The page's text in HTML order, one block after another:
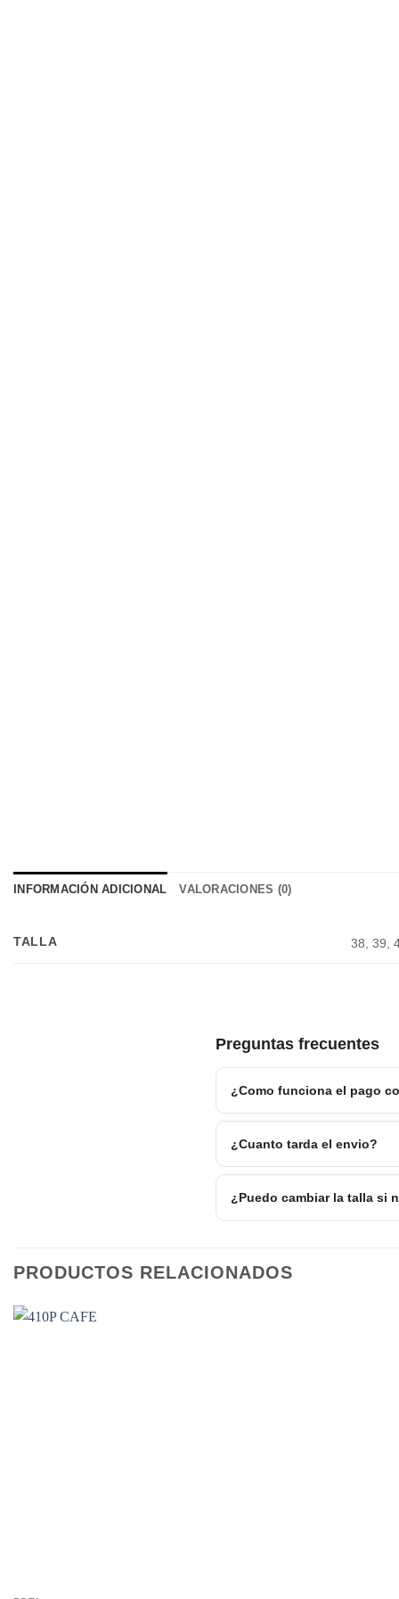
INFORMACIÓN ADICIONAL VALORACIONES (0)
TALLA 38, 39,
Preguntas frecuentes
¿Como funciona el pago
¿Cuanto tarda el envio?
¿Puedo cambiar la talla si
PRODUCTOS RELACIONADOS